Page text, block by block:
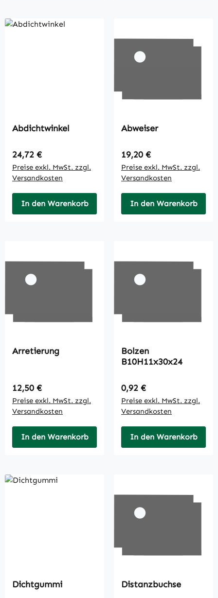
Abdichtwinkel
Regulärer Preis:
24,72 €
Preise exkl. MwSt. zzgl.
Versandkosten
In den Warenkorb
Abweiser
Regulärer Preis:
19,20 €
Preise exkl. MwSt. zzgl.
Versandkosten
In den Warenkorb
Arretierung
Regulärer Preis:
12,50 €
Preise exkl. MwSt. zzgl.
Versandkosten
In den Warenkorb
Bolzen
B10H11x30x24
Regulärer Preis:
0,92 €
Preise exkl. MwSt. zzgl.
Versandkosten
In den Warenkorb
Dichtgummi Distanzbuchse